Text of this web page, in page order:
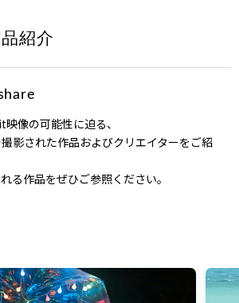
紹介
像の可能性に迫る、
影された作品およびクリエイターをご紹
る作品をぜひご参照ください。